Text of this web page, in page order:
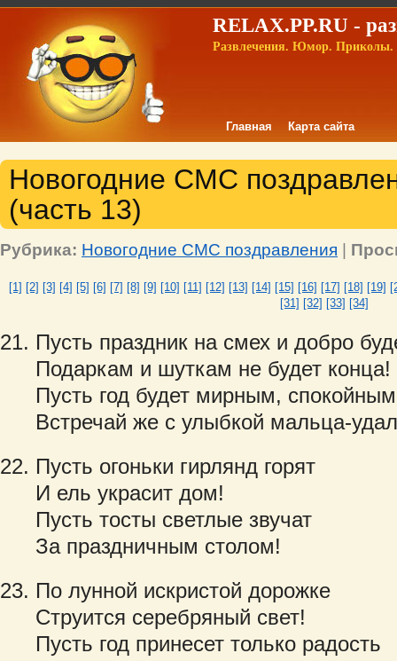
RELAX.PP.RU -
Развлечения. Юмор. Приколы.
Главная Карта сайта
Новогодние СМС
(часть 13)
Рубрика: Новогодние СМС поздравления |
[1] [2] [3] [4] [5] [6] [7] [8] [9] [10] [11] [12] [13] [14] [15] [16] [17] [18] [19]
[31] [32] [33] [34]
Пусть праздник на смех и добро
Подаркам и шуткам не будет конца!
Пусть год будет мирным,
Встречай же с улыбкой мальца-
Пусть огоньки гирлянд горят
И ель украсит дом!
Пусть тосты светлые звучат
За праздничным столом!
По лунной искристой дорожке
Струится серебряный свет!
Пусть год принесет только радость